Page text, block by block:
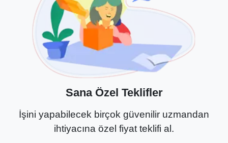
Sana Özel Teklifler
İşini yapabilecek birçok güvenilir uzmandan
ihtiyacına özel fiyat teklifi al.